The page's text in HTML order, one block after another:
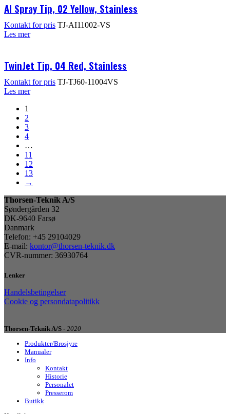
AI Spray Tip, 02 Yellow, Stainless
Kontakt for pris TJ-AI11002-VS
Les mer
TwinJet Tip, 04 Red, Stainless
Kontakt for pris TJ-TJ60-11004VS
Les mer
1
2
3
4
…
11
12
13
→
Thorsen-Teknik A/S
Søndergården 32
DK-9640 Farsø
Danmark
Telefon: +45 29104029
E-mail: kontor@thorsen-teknik.dk
CVR-nummer: 36930764
Lenker
Handelsbetingelser
Cookie og persondatapolitikk
Thorsen-Teknik A/S - 2020
Produkter/Brosjyre
Manualer
Info
Kontakt
Historie
Personalet
Presserom
Butikk